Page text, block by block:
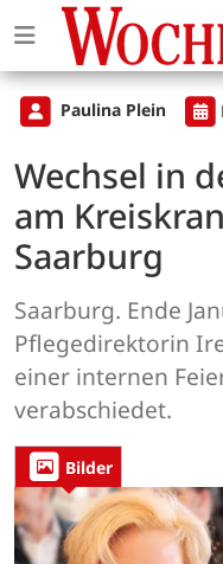
Paulina Plein
Wechsel in
am
Saarburg
Saarburg. Ende
Pflegedirektorin
einer internen
verabschiedet.
Bilder